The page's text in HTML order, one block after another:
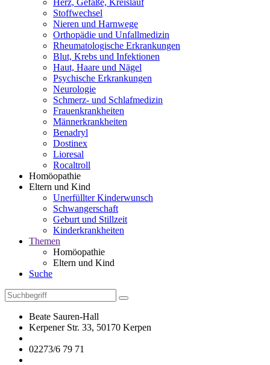
Stoffwechsel
Nieren und Harnwege
Orthopädie und Unfallmedizin
Rheumatologische Erkrankungen
Blut, Krebs und Infektionen
Haut, Haare und Nägel
Psychische Erkrankungen
Neurologie
Schmerz- und Schlafmedizin
Frauenkrankheiten
Männerkrankheiten
Benadryl
Dostinex
Lioresal
Rocaltroll
Homöopathie
Eltern und Kind
Unerfüllter Kinderwunsch
Schwangerschaft
Geburt und Stillzeit
Kinderkrankheiten
Themen
Homöopathie
Eltern und Kind
Suche
Beate Sauren-Hall
Kerpener Str. 33, 50170 Kerpen
02273/6 79 71